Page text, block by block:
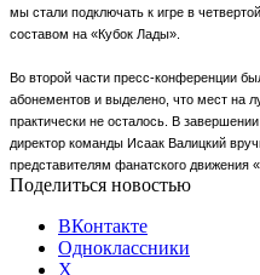
мы стали подключать к игре в
составом на «Кубок Лады».
Во второй части пресс-конференции
абонементов и выделено, что мест на
практически не осталось. В
директор команды Исаак Валицкий
представителям фанатского движения
Поделиться новостью
ВКонтакте
Одноклассники
X